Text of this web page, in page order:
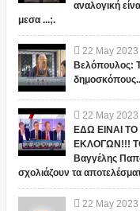
αναλογική
μεσα ...;.
22 May 2023
Βελόπουλος:
22 May 2023
ΕΔΩ ΕΙΝΑΙ
ΕΚΛΟΓΩΝ!!!
Βαγγέλης
σχολιάζουν τα
22 May 2023